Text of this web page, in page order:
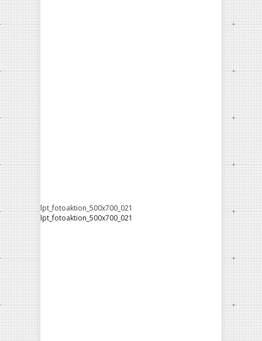
lpt_fotoaktion_500x700_021
lpt_fotoaktion_500x700_021